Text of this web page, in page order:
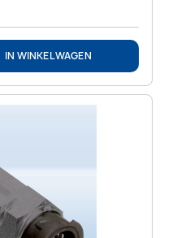
IN WINKELWAGEN